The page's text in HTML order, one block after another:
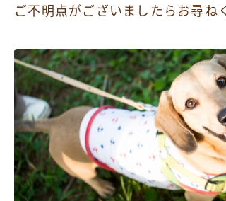
ご不明点がございましたらお尋ね